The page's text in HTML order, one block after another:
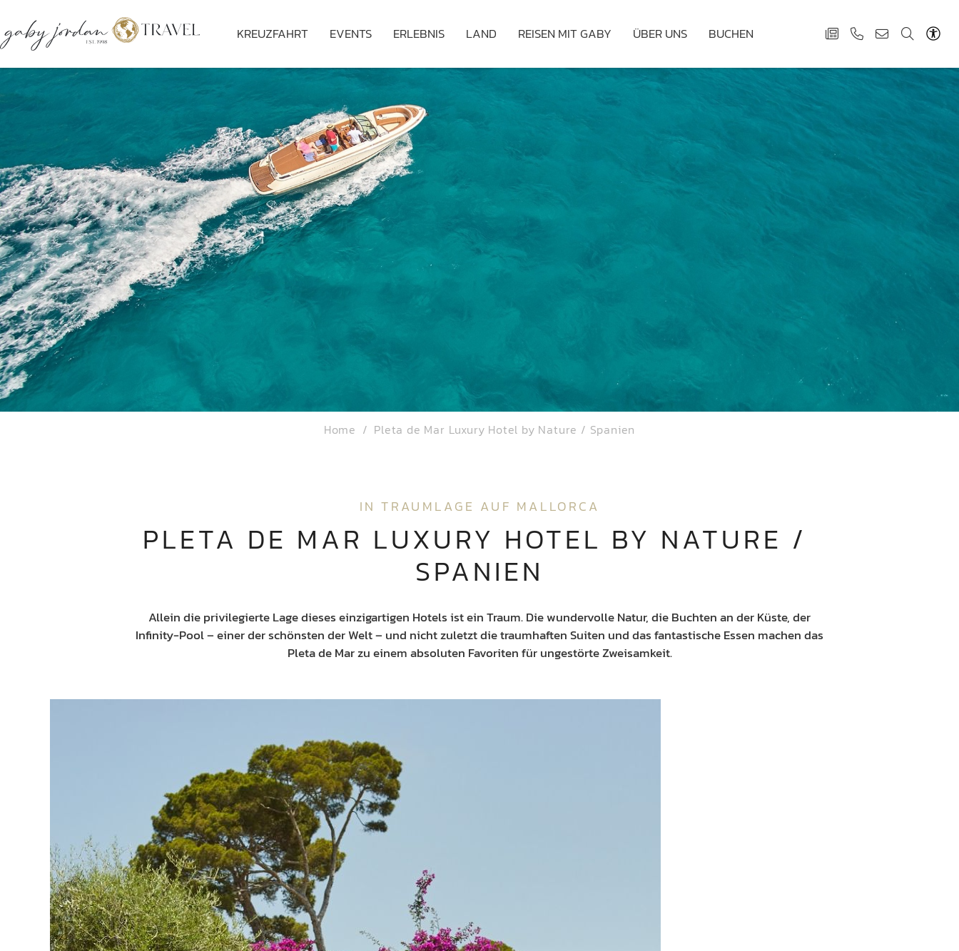
Home Pleta de Mar Luxury Hotel by Nature / Spanien
IN TRAUMLAGE AUF MALLORCA
PLETA DE MAR LUXURY HOTEL BY NATURE /
SPANIEN
Allein die privilegierte Lage dieses einzigartigen Hotels ist ein Traum. Die wundervolle Natur, die Buchten an der Küste, der
Infinity-Pool – einer der schönsten der Welt – und nicht zuletzt die traumhaften Suiten und das fantastische Essen machen das
Pleta de Mar zu einem absoluten Favoriten für ungestörte Zweisamkeit.
KREUZFAHRT EVENTS ERLEBNIS LAND REISEN MIT GABY ÜBER UNS BUCHEN